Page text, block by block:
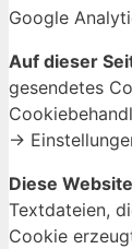
Google
Auf dieser
gesendetes
->
Diese
Textdateien,
Cookie